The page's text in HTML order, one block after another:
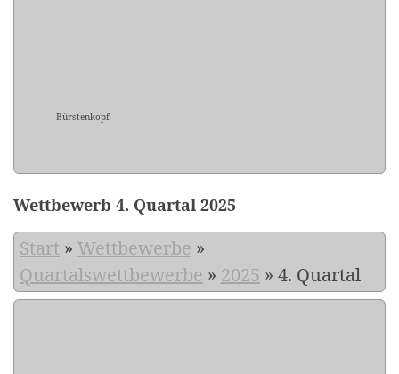
Bürstenkopf
Wettbewerb 4. Quartal 2025
Start » Wettbewerbe »
Quartalswettbewerbe » 2025 » 4. Quartal